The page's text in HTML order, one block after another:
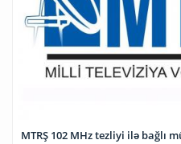
MTRŞ 102 MHz tezliyi ilə bağlı